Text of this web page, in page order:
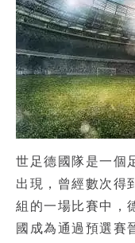
世足德國隊是一個
出現，曾經數次得
組的一場比賽中，
國成為通過預選賽